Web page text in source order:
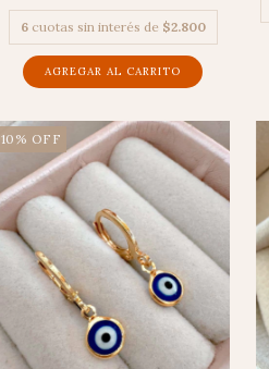
6 cuotas sin interés de $2.800
AGREGAR AL CARRITO
10 % OFF